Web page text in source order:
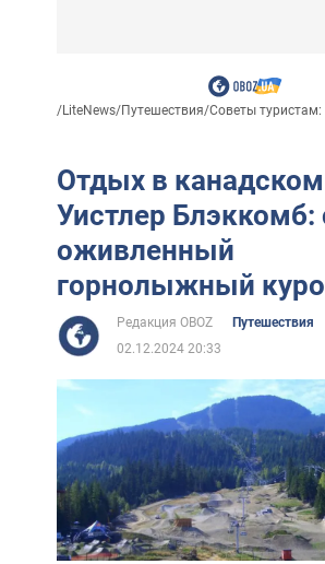
/LiteNews/Путешествия/Советы туристам:
Отдых в канадском
Уистлер
оживленный
горнолыжный
Редакция OBOZ
Путешествия
02.12.2024 20:33